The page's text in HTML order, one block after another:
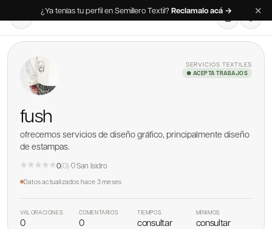
¿Ya tenías tu perfil en Semillero Textil? Reclamalo acá → ✕
SERVICIOS TEXTILES
● ACEPTA TRABAJOS
fush
ofrecemos servicios de diseño gráfico, principalmente diseño
de estampas.
0(0)· San Isidro
Datos actualizados hace 3 meses
VALORACIONES
0
COMENTARIOS
0
TIEMPOS
consultar
MÍNIMOS
consultar